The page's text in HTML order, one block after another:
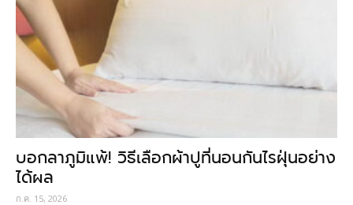
บอกลาภูมิแพ้! วิธีเลือกผ้าปูที่นอนกันไรฝุ่นอย่าง
ได้ผล
ก.ค. 15, 2026